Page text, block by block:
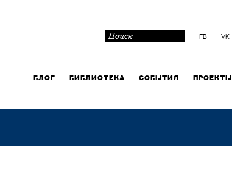
FB VK
БЛОГ БИБЛИОТЕКА СОБЫТИЯ ПРОЕКТЫ